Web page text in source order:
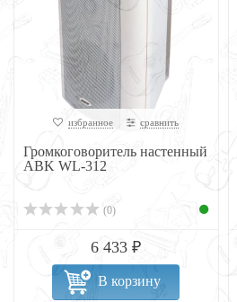
избранное сравнить
Громкоговоритель настенный
ABK WL-312
(0)
6 433 ₽
В корзину